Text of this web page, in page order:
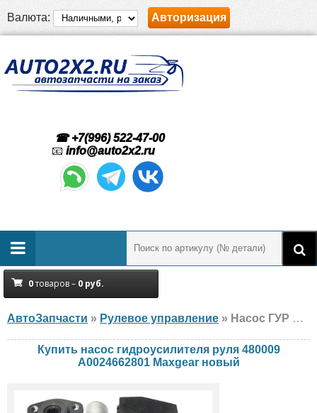
Валюта: Авторизация
☎ +7(996) 522-47-00
📧 info@auto2x2.ru
0товаров – 0 руб.
АвтоЗапчасти » Рулевое управление » Насос ГУР Maxgear 480009 A0024662801 Mercedes, новый
Купить насос гидроусилителя руля 480009
A0024662801 Maxgear новый